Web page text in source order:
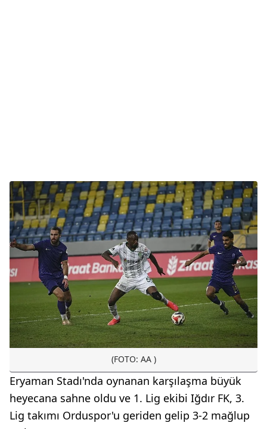
(FOTO: AA )
Eryaman Stadı'nda oynanan karşılaşma büyük
heyecana sahne oldu ve 1. Lig ekibi Iğdır FK, 3.
Lig takımı Orduspor'u geriden gelip 3-2 mağlup